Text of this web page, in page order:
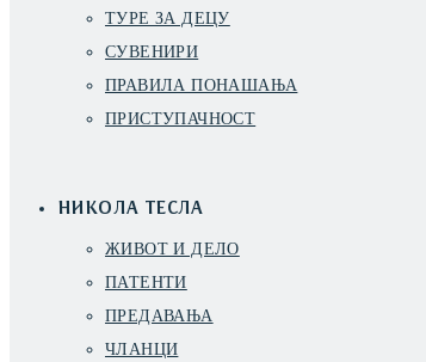
ТУРЕ ЗА ДЕЦУ
СУВЕНИРИ
ПРАВИЛА ПОНАШАЊА
ПРИСТУПАЧНОСТ
НИКОЛА ТЕСЛА
ЖИВОТ И ДЕЛО
ПАТЕНТИ
ПРЕДАВАЊА
ЧЛАНЦИ